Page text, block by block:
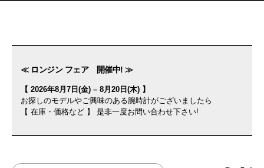
≪ ロンジン フェア 開催中! ≫
【 2026年8月7日(金) – 8月20日(木) 】
お探しのモデルやご興味のある腕時計がございましたら
【 在庫・価格など 】 是非一度お問い合わせ下さい!